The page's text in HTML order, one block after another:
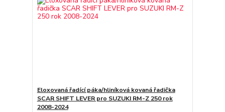
Eloxovaná řadící páka/hliníková kovaná řadička
SCAR SHIFT LEVER pro SUZUKI RM-Z 250 rok
2008-2024